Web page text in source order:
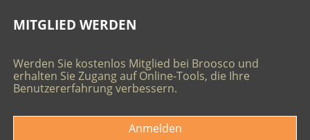
MITGLIED WERDEN
Werden Sie kostenlos Mitglied bei Broosco und
erhalten Sie Zugang auf Online-Tools, die Ihre
Benutzererfahrung verbessern.
Anmelden